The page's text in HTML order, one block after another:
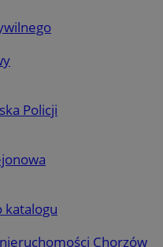
Policji
katalogu
Chorzów